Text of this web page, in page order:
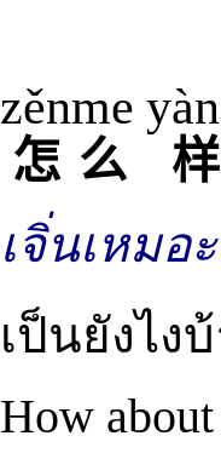
怎
zěn
么
me
样
เจิ่นเหมอ
เป็นยังไง
How